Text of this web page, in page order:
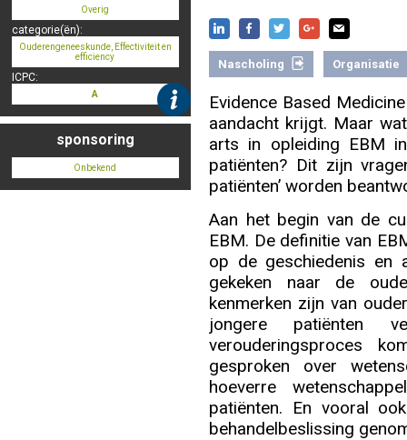
Zoek op kaart
Overig
categorie(ën):
Ouderengeneeskunde, Effectiviteit en
efficiency
ICPC:
A
sponsoring
Onbekend
Nascholing Organisatie
Evidence Based
aandacht krijgt. Maar
arts in opleiding EBM
patiënten? Dit zijn
patiënten’ worden
Aan het begin van de
EBM. De definitie van
op de geschiedenis en
gekeken naar de
kenmerken zijn van
jongere patiënten
verouderingsproces
gesproken over
hoeverre
patiënten. En vooral
behandelbeslissing